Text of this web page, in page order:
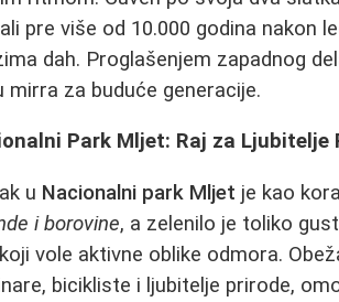
pre više od 10.000 godina nakon
dah. Proglašenjem zapadnog
mirra za buduće generacije.
Park Mljet: Raj za Ljubitelje
u Nacionalni park Mljet je kao
i borovine, a zelenilo je toliko
vole aktivne oblike odmora.
bicikliste i ljubitelje prirode,